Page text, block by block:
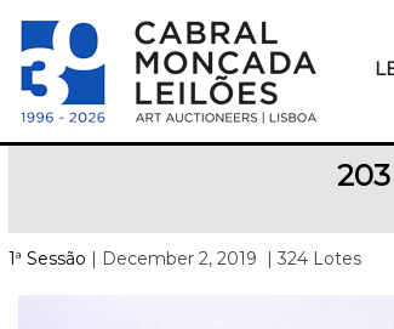
203
1ª Sessão | December 2, 2019 | 324 Lotes